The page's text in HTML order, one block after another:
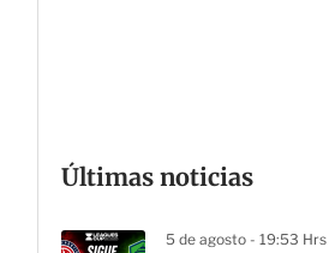
Últimas noticias
5 de agosto - 19:53 Hrs